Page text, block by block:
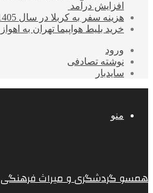
افزایش درآمد
هزینه سفر به کربلا در سال 1405
خرید بلیط هواپیما تهران به اهواز
ورود
نوشته تصادفی
سایدبار
منو
همسو گردشگری و میراث فرهنگی